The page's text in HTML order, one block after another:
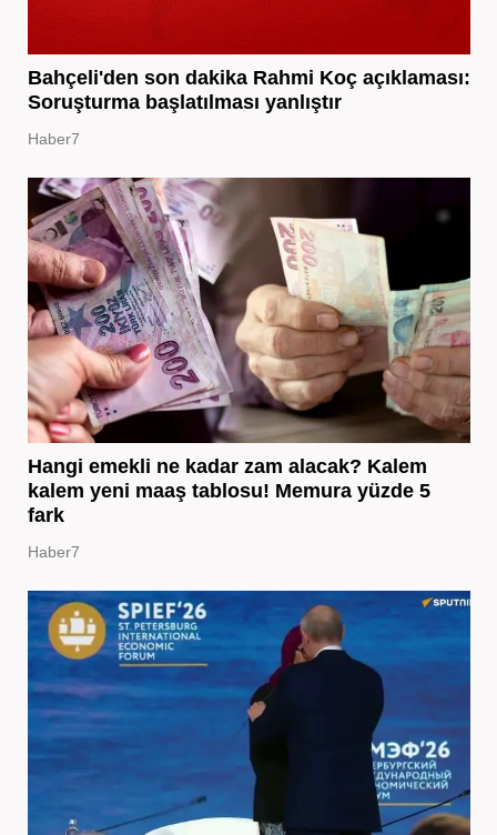
Bahçeli'den son dakika Rahmi Koç açıklaması:
Soruşturma başlatılması yanlıştır
Haber7
Hangi emekli ne kadar zam alacak? Kalem
kalem yeni maaş tablosu! Memura yüzde 5
fark
Haber7